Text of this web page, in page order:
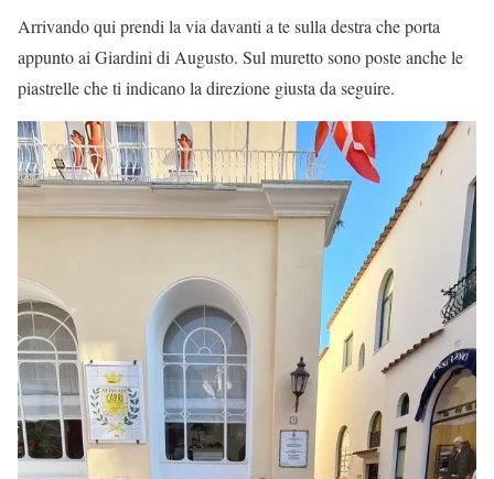
Arrivando qui prendi la via davanti a te sulla destra che porta
appunto ai Giardini di Augusto. Sul muretto sono poste anche le
piastrelle che ti indicano la direzione giusta da seguire.